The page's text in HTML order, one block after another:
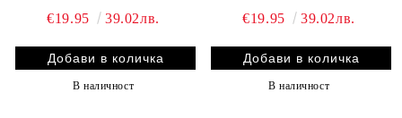
€19.95
39.02лв.
В наличност
€19.95
39.02лв.
В наличност